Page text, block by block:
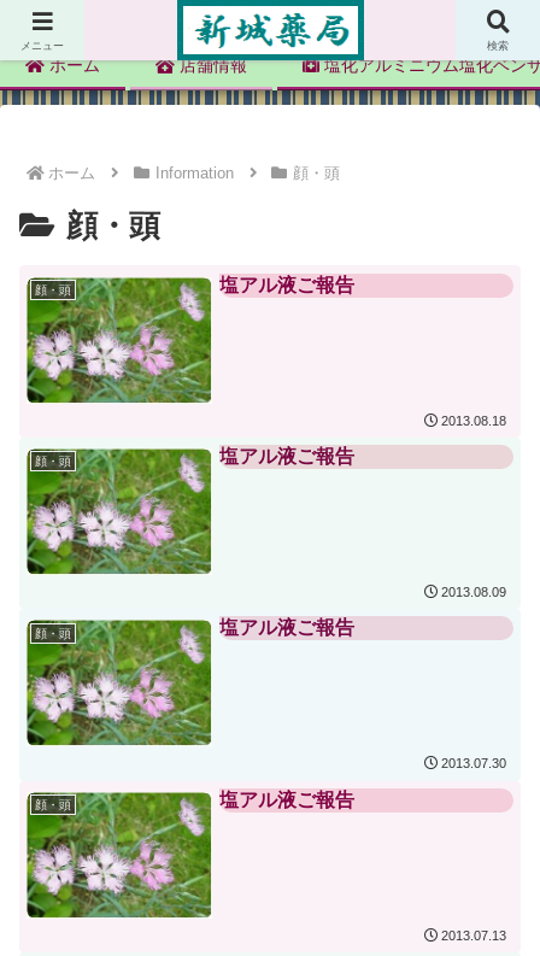
新城薬局
ホーム 店舗情報 塩化アルミニウム塩化ベン
ホーム Information 顔・頭
顔・頭
顔・頭 塩アル液ご報告
2013.08.18
顔・頭 塩アル液ご報告
2013.08.09
顔・頭 塩アル液ご報告
2013.07.30
顔・頭 塩アル液ご報告
2013.07.13
メニュー 検索